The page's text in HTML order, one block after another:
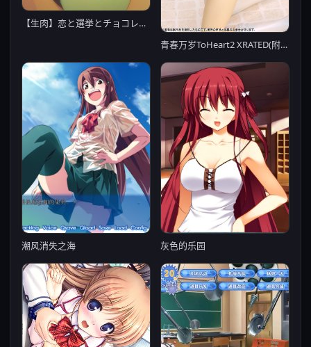
【生肉】恋と選挙とチョコレート HIGH RESOLUTION
青春万岁ToHeart2 XRATED(附秒传)【20230315】
潮风消失之海 灰色的乐园